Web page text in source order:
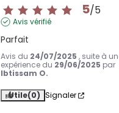
5/5
Avis vérifié
Parfait
Avis du 24/07/2025 , suite à
expérience du 29/06/2025 par
Ibtissam O.
Utile(0) Signaler